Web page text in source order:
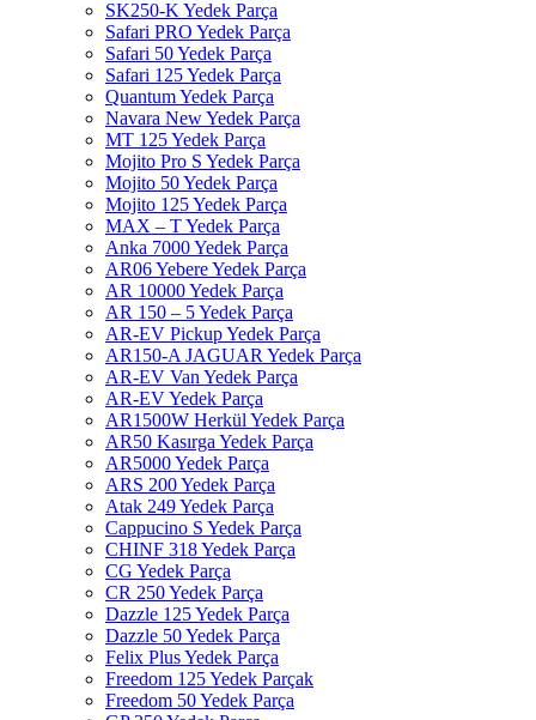
SK250-K Yedek Parça
Safari PRO Yedek Parça
Safari 50 Yedek Parça
Safari 125 Yedek Parça
Quantum Yedek Parça
Navara New Yedek Parça
MT 125 Yedek Parça
Mojito Pro S Yedek Parça
Mojito 50 Yedek Parça
Mojito 125 Yedek Parça
MAX – T Yedek Parça
Anka 7000 Yedek Parça
AR06 Yebere Yedek Parça
AR 10000 Yedek Parça
AR 150 – 5 Yedek Parça
AR-EV Pickup Yedek Parça
AR150-A JAGUAR Yedek Parça
AR-EV Van Yedek Parça
AR-EV Yedek Parça
AR1500W Herkül Yedek Parça
AR50 Kasırga Yedek Parça
AR5000 Yedek Parça
ARS 200 Yedek Parça
Atak 249 Yedek Parça
Cappucino S Yedek Parça
CHINF 318 Yedek Parça
CG Yedek Parça
CR 250 Yedek Parça
Dazzle 125 Yedek Parça
Dazzle 50 Yedek Parça
Felix Plus Yedek Parça
Freedom 125 Yedek Parçak
Freedom 50 Yedek Parça